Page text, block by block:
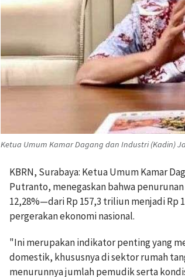
Ketua Umum Kamar Dagang dan Industri (Kadin)
KBRN, Surabaya: Ketua Umum Kamar
Putranto, menegaskan bahwa
12,28%—dari Rp 157,3 triliun menjadi
pergerakan ekonomi nasional.
"Ini merupakan indikator penting yang
domestik, khususnya di sektor rumah
menurunnya jumlah pemudik serta